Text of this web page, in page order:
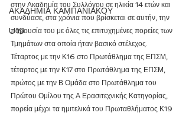
ΑΚΑΔΗΜΙΑ ΚΑΜΠΑΝΙΑΚΟΥ
U19
στην Ακαδημία του Συλλόγου σε ηλικία 14 ετών και
συνδύασε, στα χρόνια που βρίσκεται σε αυτήν, την
παρουσία του με όλες τις επιτυχημένες πορείες των
Τμημάτων στα οποία ήταν βασικό στέλεχος.
Τέταρτος με την Κ16 στο Πρωτάθλημα της ΕΠΣΜ,
τέταρτος με την Κ17 στο Πρωτάθλημα της ΕΠΣΜ,
πρώτος με την Β Ομάδα στο Πρωτάθλημα του
Πρώτου Ομίλου της Α Ερασιτεχνικής Κατηγορίας,
πορεία μέχρι τα ημιτελικά του Πρωταθλήματος Κ19